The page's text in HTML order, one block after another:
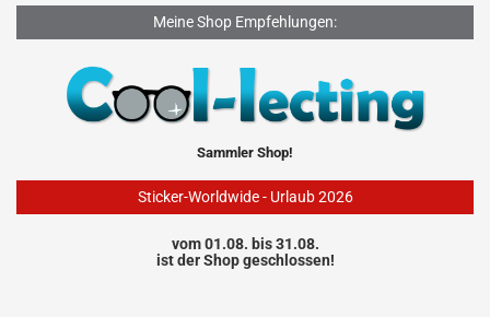
Meine Shop Empfehlungen:
Sammler Shop!
Sticker-Worldwide - Urlaub 2026
vom 01.08. bis 31.08.
ist der Shop geschlossen!